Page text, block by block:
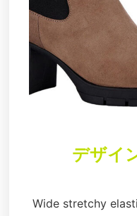
デザイ
Wide stretchy